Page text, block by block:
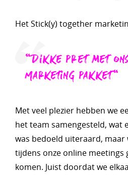
Het Stick(y) together
"Dikke pret met
Marketing pakket"
Met veel plezier hebben we
het team samengesteld, wat
was bedoeld uiteraard, maar
tijdens onze online meetings
komen. Juist doordat we